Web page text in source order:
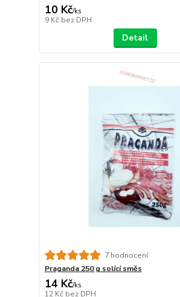
10 Kč/ks
9 Kč bez DPH
Detail
7 hodnocení
Praganda 250 g solící směs
14 Kč/ks
12 Kč bez DPH